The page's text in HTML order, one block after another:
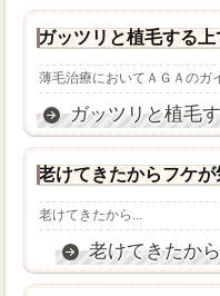
ガッツリと植毛する
薄毛治療においてＡＧＡのガ
ガッツリと植毛
老けてきたからフケ
老けてきたから...
老けてきたか